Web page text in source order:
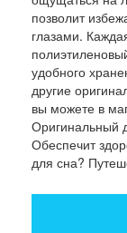
позволит
глазами.
удобного
другие
вы можете в
Оригинальный
Обеспечит
для сна?